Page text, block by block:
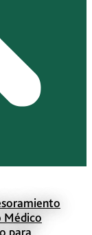
Médico
para